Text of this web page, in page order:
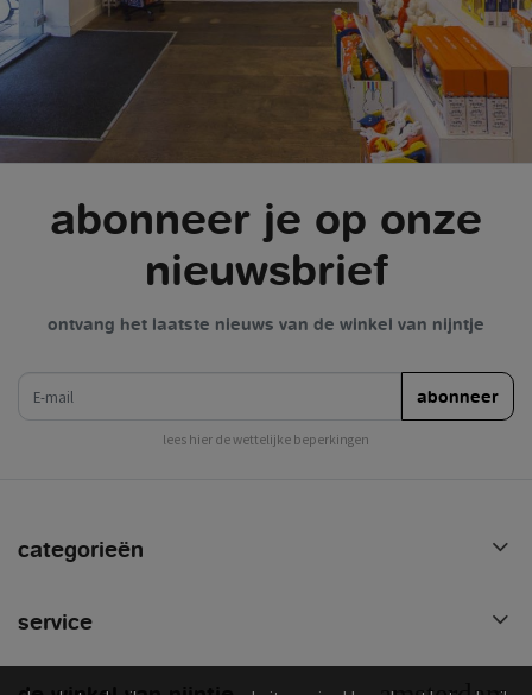
abonneer je op onze
nieuwsbrief
ontvang het laatste nieuws van de winkel van nijntje
abonneer
lees hier de wettelijke beperkingen
categorieën
service